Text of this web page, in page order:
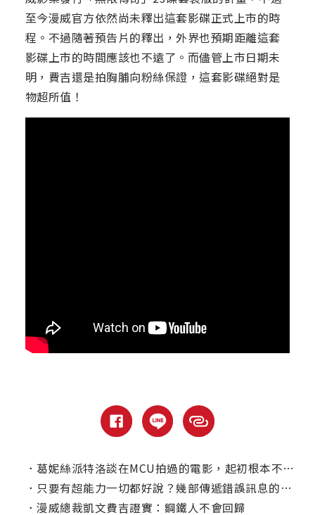
至今漫威官方依然尚未釋出這套影碟正式上市的時
程。不過隨著預告片的釋出，外界也預期距離這套
影碟上市的時間應該也不遠了。而儘管上市日期未
明，費吉還是拍胸脯向粉絲保證，這套影碟絕對是
物超所值！
． 葛妮絲派特洛談在MCU拍過的電影，起初根本不覺得【鋼鐵人】會紅？
． 只要有超能力一切都好說？幾部傳遞錯誤訊息的漫改電影
． 漫威總裁凱文費吉證實：鋼鐵人不會回歸